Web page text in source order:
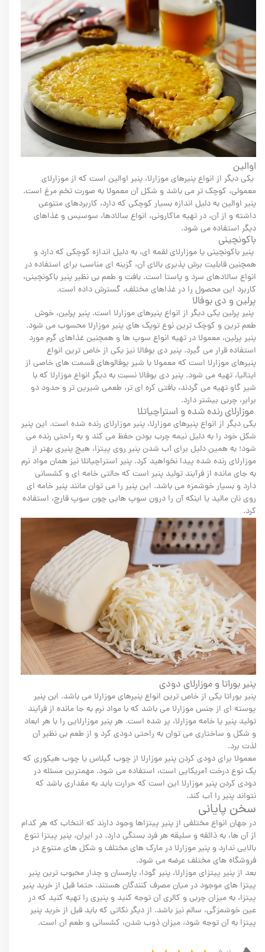
اوالین
یکی دیگر از انواع پنیرهای موزارلا، پنیر اوالین است که از موزارلای
معمولی، کوچک تر می باشد و شکل آن معمولا به صورت تخم مرغ است.
پنیر اوالین به دلیل اندازه بسیار کوچکی که دارد، کاربردهای متنوعی
داشته و از آن، در تهیه ماکارونی، انواع سالادها، سوسیس و غذاهای
دیگر استفاده می شود.
باکونچینی
پنیر باکونچینی یا موزارلای لقمه ای، به دلیل اندازه کوچکی که دارد و
همچنین قابلیت برش پذیری بالای آن، گزینه ای مناسب برای استفاده در
انواع سالادهای سرد و پاستا است. بافت و طعم بی نظیر پنیر باکونچینی،
کاربرد این محصول را در غذاهای مختلف، گسترش داده است.
پرلین و دی بوفالا
پنیر پرلین یکی دیگر از انواع پنیرهای موزارلا است. پنیر پرلین، خوش
طعم ترین و کوچک ترین نوع توپک های پنیر موزارلا محسوب می شود.
پنیر پرلین، معمولا در تهیه انواع سوپ ها و همچنین غذاهای گرم مورد
استفاده قرار می گیرد. پنیر دی بوفالا نیز یکی از خاص ترین انواع
پنیرهای موزارلا است که معمولا با شیر بوفالوهای قسمت های خاصی از
ایتالیا، تهیه می شود. پنیر دی بوفالا نسبت به دیگر انواع موزارلا که با
شیر گاو تهیه می گردند، بافتی کره ای تر، طعمی شیرین تر و حدود دو
برابر، چربی بیشتر دارد.
موزارلای رنده شده و استراچیاتلا
یکی دیگر از انواع پنیرهای موزارلا، پنیر موزارلای رنده شده است. این پنیر
شکل خود را به دلیل نیمه چرب بودن حفظ می کند و به راحتی رنده می
شود؛ به همین دلیل برای آب شدن پنیر روی پیتزا، هیچ پنیری بهتر از
موزارلای رنده شده پیدا نخواهید کرد. پنیر استراچیاتلا نیز همان مواد نرم
به جای مانده از فرآیند تولید پنیر است که حالتی خامه ای و کشسانی
دارد و بسیار خوشمزه می باشد. این پنیر را می توان مانند پنیر خامه ای
روی نان مالید یا اینکه آن را درون سوپ هایی چون سوپ قارچ، استفاده
کرد.
پنیر بوراتا و موزارلای دودی
پنیر بوراتا یکی از خاص ترین انواع پنیرهای موزارلا می باشد. ابن پنیر
پوسته ای از جنس موزارلا می باشد که با مواد نرم به جا مانده از فرآیند
تولید پنیر یا خامه موزارلا، پر شده است. هر پنیر موزارلایی را با هر ابعاد
و شکل و ساختاری می توان به راحتی دودی کرد و از طعم بی نظیر آن
لذت برد.
معمولا برای دودی کردن پنیر موزارلا از چوب گیلاس یا چوب هیکوری که
یک نوع درخت آمریکایی است، استفاده می شود. مهمترین مسئله در
دودی کردن پنیر موزارلا این است که حرارت باید به مقداری باشد که
نتواند پنیر را آب کند.
سخن پایانی
در جهان انواع مختلفی از پنیر پیتزاها وجود دارند که انتخاب که هر کدام
از آن ها، به ذائقه و سلیقه هر فرد بستگی دارد. در ایران، پنیر پیتزا تنوع
بالایی ندارد و پنیر موزارلا در مارک های مختلف و شکل های متنوع در
فروشگاه های مختلف عرضه می شود.
بعد از پنیر پیتزای موزارلا، پنیر گودا، پارمسان و چدار محبوب ترین پنیر
پیتزا های موجود در میان مصرف کنندگان هستند. حتما قبل از خرید پنیر
پیتزا، به میزان چربی و کالری آن توجه کنید و پنیری را تهیه کنید که در
عین خوشمزگی، سالم نیز باشد. از دیگر نکاتی که باید قبل از خرید پنیر
پیتزا به آن توجه شود، میزان ذوب شدن، کشسانی و طعم آن است.